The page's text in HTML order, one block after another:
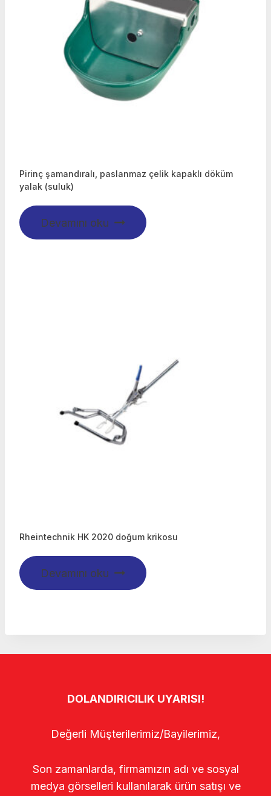
Pirinç şamandıralı, paslanmaz çelik kapaklı döküm
yalak (suluk)
Devamını oku
Rheintechnik HK 2020 doğum krikosu
Devamını oku
DOLANDIRICILIK UYARISI!
Değerli Müşterilerimiz/Bayilerimiz,
Son zamanlarda, firmamızın adı ve sosyal
medya görselleri kullanılarak ürün satışı ve